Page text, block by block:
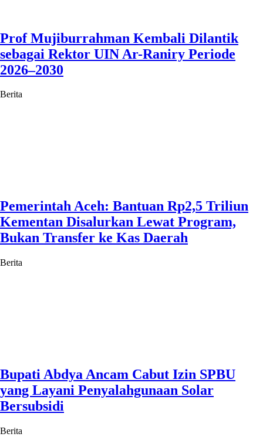
Prof Mujiburrahman Kembali Dilantik
sebagai Rektor UIN Ar-Raniry Periode
2026–2030
Berita
Pemerintah Aceh: Bantuan Rp2,5 Triliun
Kementan Disalurkan Lewat Program,
Bukan Transfer ke Kas Daerah
Berita
Bupati Abdya Ancam Cabut Izin SPBU
yang Layani Penyalahgunaan Solar
Bersubsidi
Berita